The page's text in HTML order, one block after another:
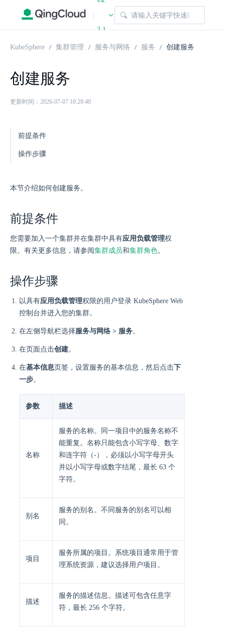
|
2.1
KubeSphere 集群管理 服务与网络 服务 创建服务
创建服务
更新时间：2026-07-07 10:29:40
前提条件
操作步骤
本节介绍如何创建服务。
前提条件
您需要加入一个集群并在集群中具有应用负载管理权
限。有关更多信息，请参阅集群成员和集群角色。
操作步骤
以具有应用负载管理权限的用户登录 KubeSphere Web
控制台并进入您的集群。
在左侧导航栏选择服务与网络 > 服务。
在页面点击创建。
在基本信息页签，设置服务的基本信息，然后点击下
一步。
参数 描述
名称
服务的名称。同一项目中的服务名称不
能重复。名称只能包含小写字母、数字
和连字符（-），必须以小写字母开头
并以小写字母或数字结尾，最长 63 个
字符。
别名
服务的别名。不同服务的别名可以相
同。
项目
服务所属的项目。系统项目通常用于管
理系统资源，建议选择用户项目。
描述
服务的描述信息。描述可包含任意字
符，最长 256 个字符。